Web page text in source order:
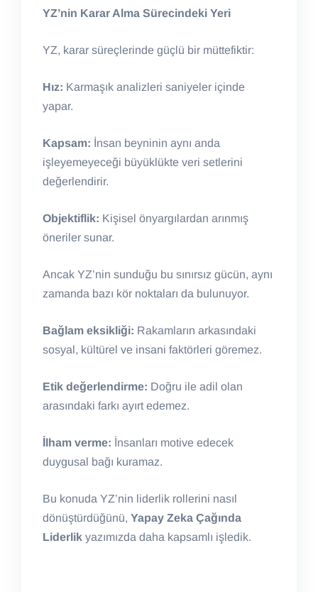
YZ’nin Karar Alma Sürecindeki Yeri
YZ, karar süreçlerinde güçlü bir müttefiktir:
Hız: Karmaşık analizleri saniyeler içinde
yapar.
Kapsam: İnsan beyninin aynı anda
işleyemeyeceği büyüklükte veri setlerini
değerlendirir.
Objektiflik: Kişisel önyargılardan arınmış
öneriler sunar.
Ancak YZ’nin sunduğu bu sınırsız gücün, aynı
zamanda bazı kör noktaları da bulunuyor.
Bağlam eksikliği: Rakamların arkasındaki
sosyal, kültürel ve insani faktörleri göremez.
Etik değerlendirme: Doğru ile adil olan
arasındaki farkı ayırt edemez.
İlham verme: İnsanları motive edecek
duygusal bağı kuramaz.
Bu konuda YZ’nin liderlik rollerini nasıl
dönüştürdüğünü, Yapay Zeka Çağında
Liderlik yazımızda daha kapsamlı işledik.